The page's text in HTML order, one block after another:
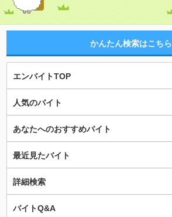
かんたん検索はこちら
エンバイトTOP
人気のバイト
あなたへのおすすめバイト
最近見たバイト
詳細検索
バイトQ&A